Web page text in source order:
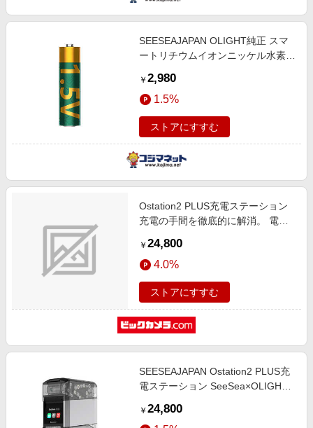
金融・マネー・保険
デジタルコンテンツ
ビジネス・その他サービス
Samsung ボーナスキャンペーン
週末の高還元 夏の長期版
SEESEAJAPAN OLIGHT純正 スマ
ートリチウムイオンニッケル水素充
SeeSea×OLIGHT OST2D3
￥ 2,980
1.5%
ストアにすすむ
Ostation2 PLUS充電ステーション
充電の手間を徹底的に解消。 電池
劣化したバッテリーの検出も可能！
リモコン、懐中電灯、おもちゃ（プ
ラレール、ミニ四駆など）など用途
沢山！ SeeSea×OLIGHT
￥ 24,800
4.0%
ストアにすすむ
SEESEAJAPAN Ostation2 PLUS充
電ステーション SeeSea×OLIGHT
￥ 24,800